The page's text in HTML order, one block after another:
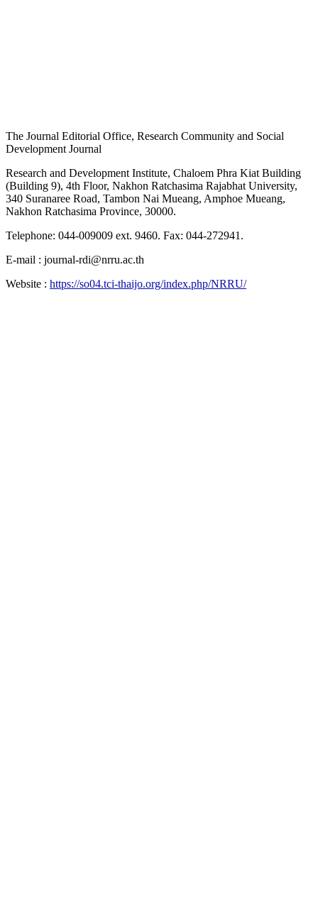
The Journal Editorial Office, Research Community and Social
Development Journal
Research and Development Institute, Chaloem Phra Kiat Building
(Building 9), 4th Floor, Nakhon Ratchasima Rajabhat University,
340 Suranaree Road, Tambon Nai Mueang, Amphoe Mueang,
Nakhon Ratchasima Province, 30000.
Telephone: 044-009009 ext. 9460. Fax: 044-272941.
E-mail : journal-rdi@nrru.ac.th
Website : https://so04.tci-thaijo.org/index.php/NRRU/